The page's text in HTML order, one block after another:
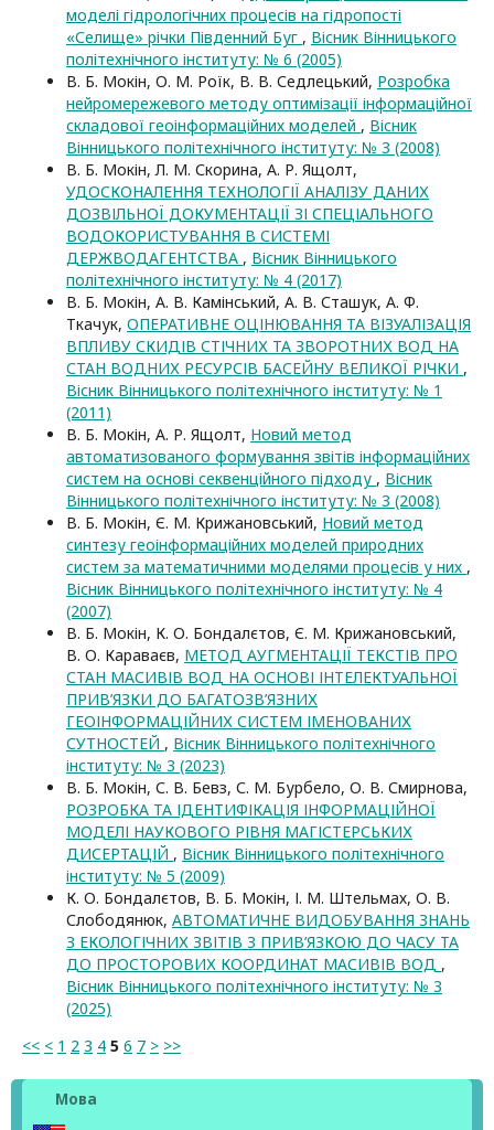
моделі гідрологічних процесів на гідропості
«Селище» річки Південний Буг , Вісник Вінницького
політехнічного інституту: № 6 (2005)
В. Б. Мокін, О. М. Роїк, В. В. Седлецький, Розробка
нейромережевого методу оптимізації інформаційної
складової геоінформаційних моделей , Вісник
Вінницького політехнічного інституту: № 3 (2008)
В. Б. Мокін, Л. М. Скорина, А. Р. Ящолт,
УДОСКОНАЛЕННЯ ТЕХНОЛОГІЇ АНАЛІЗУ ДАНИХ
ДОЗВІЛЬНОЇ ДОКУМЕНТАЦІЇ ЗІ СПЕЦІАЛЬНОГО
ВОДОКОРИСТУВАННЯ В СИСТЕМІ
ДЕРЖВОДАГЕНТСТВА , Вісник Вінницького
політехнічного інституту: № 4 (2017)
В. Б. Мокін, А. В. Камінський, А. В. Сташук, А. Ф.
Ткачук, ОПЕРАТИВНЕ ОЦІНЮВАННЯ ТА ВІЗУАЛІЗАЦІЯ
ВПЛИВУ СКИДІВ СТІЧНИХ ТА ЗВОРОТНИХ ВОД НА
СТАН ВОДНИХ РЕСУРСІВ БАСЕЙНУ ВЕЛИКОЇ РІЧКИ ,
Вісник Вінницького політехнічного інституту: № 1
(2011)
В. Б. Мокін, А. Р. Ящолт, Новий метод
автоматизованого формування звітів інформаційних
систем на основі секвенційного підходу , Вісник
Вінницького політехнічного інституту: № 3 (2008)
В. Б. Мокін, Є. М. Крижановський, Новий метод
синтезу геоінформаційних моделей природних
систем за математичними моделями процесів у них ,
Вісник Вінницького політехнічного інституту: № 4
(2007)
В. Б. Мокін, К. О. Бондалєтов, Є. М. Крижановський,
В. О. Караваєв, МЕТОД АУГМЕНТАЦІЇ ТЕКСТІВ ПРО
СТАН МАСИВІВ ВОД НА ОСНОВІ ІНТЕЛЕКТУАЛЬНОЇ
ПРИВ’ЯЗКИ ДО БАГАТОЗВ’ЯЗНИХ
ГЕОІНФОРМАЦІЙНИХ СИСТЕМ ІМЕНОВАНИХ
СУТНОСТЕЙ , Вісник Вінницького політехнічного
інституту: № 3 (2023)
В. Б. Мокін, С. В. Бевз, С. М. Бурбело, О. В. Смирнова,
РОЗРОБКА ТА ІДЕНТИФІКАЦІЯ ІНФОРМАЦІЙНОЇ
МОДЕЛІ НАУКОВОГО РІВНЯ МАГІСТЕРСЬКИХ
ДИСЕРТАЦІЙ , Вісник Вінницького політехнічного
інституту: № 5 (2009)
К. О. Бондалєтов, В. Б. Мокін, І. М. Штельмах, О. В.
Слободянюк, АВТОМАТИЧНЕ ВИДОБУВАННЯ ЗНАНЬ
З ЕКОЛОГІЧНИХ ЗВІТІВ З ПРИВ’ЯЗКОЮ ДО ЧАСУ ТА
ДО ПРОСТОРОВИХ КООРДИНАТ МАСИВІВ ВОД ,
Вісник Вінницького політехнічного інституту: № 3
(2025)
<< < 1 2 3 4 5 6 7 > >>
Мова